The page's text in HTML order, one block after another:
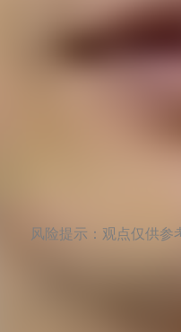
风险提示：观点仅供